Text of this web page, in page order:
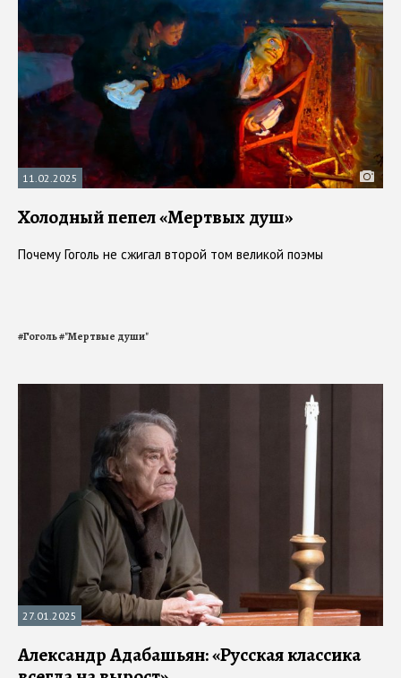
11.02.2025
Холодный пепел «Мертвых душ»
Почему Гоголь не сжигал второй том великой поэмы
#Гоголь#"Мертвые души"
27.01.2025
Александр Адабашьян: «Русская классика